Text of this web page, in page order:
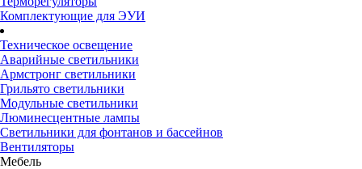
Комплектующие для ЭУИ
Техническое освещение
Аварийные светильники
Армстронг светильники
Грильято светильники
Модульные светильники
Люминесцентные лампы
Светильники для фонтанов и бассейнов
Вентиляторы
Мебель